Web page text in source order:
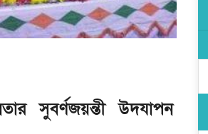
সুবর্ণজয়ন্তী উদযাপন